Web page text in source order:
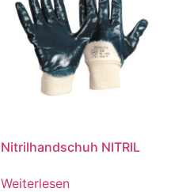
Nitrilhandschuh NITRIL
Weiterlesen